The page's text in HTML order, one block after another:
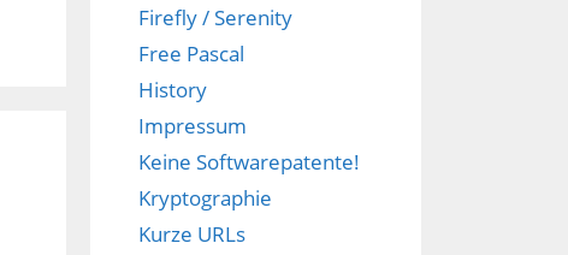
Firefly / Serenity
Free Pascal
History
Impressum
Keine Softwarepatente!
Kryptographie
Kurze URLs